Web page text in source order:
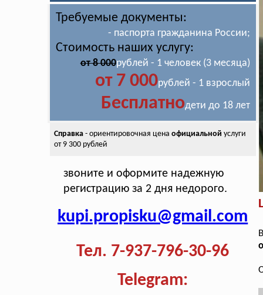
Требуемые документы:
- паспорта гражданина России;
Стоимость наших услугу:
от 8 000рублей - 1 человек (3 месяца)
от 7 000рублей - 1 взрослый
Бесплатнодети до 18 лет
Справка- ориентировочная цена официальной услуги
от 9 300 рублей
звоните и оформите надежную
регистрацию за 2 дня недорого.
kupi.propisku@gmail.com
Тел. 7-937-796-30-96
Telegram: